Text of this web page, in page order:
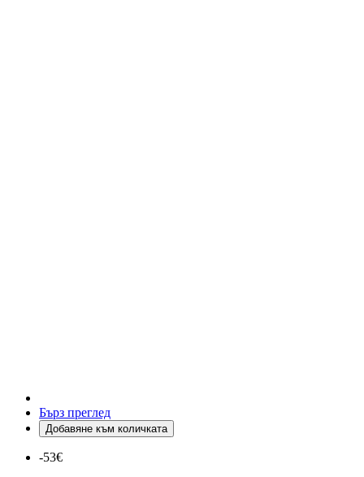
Бърз преглед
Добавяне към количката
-53€